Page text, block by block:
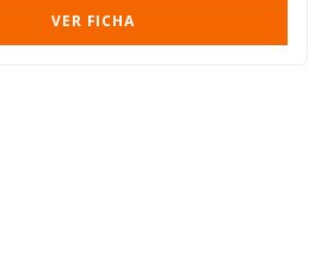
VER FICHA